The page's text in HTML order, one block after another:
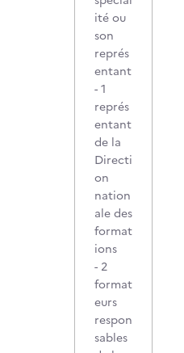
ité ou
son
représ
entant
- 1
représ
entant
de la
Directi
on
nation
ale des
format
ions
- 2
format
eurs
respon
sables